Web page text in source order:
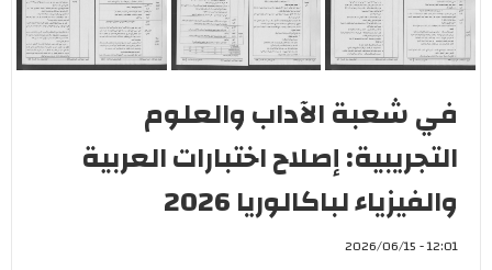
في شعبة الآداب والعلوم
التجريبية: إصلاح اختبارات العربية
والفيزياء لباكالوريا 2026
12:01 - 2026/06/15